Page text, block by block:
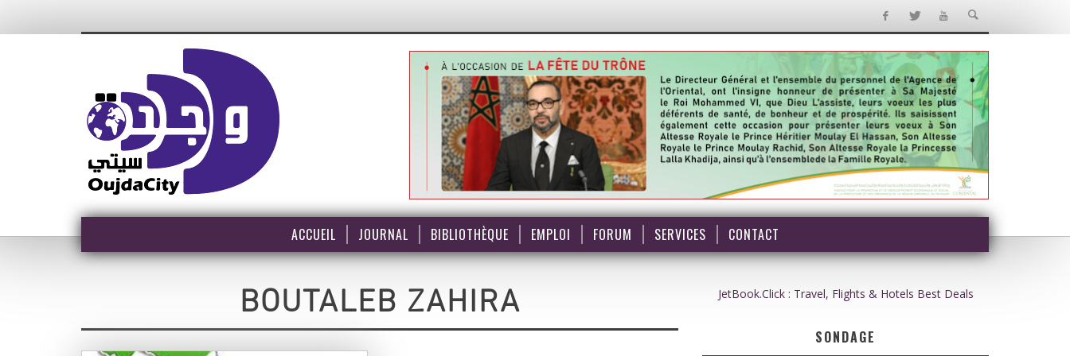
ACCUEIL JOURNAL BIBLIOTHÈQUE EMPLOI FORUM SERVICES CONTACT
BOUTALEB ZAHIRA JetBook.Click : Travel, Flights & Hotels Best Deals
SONDAGE